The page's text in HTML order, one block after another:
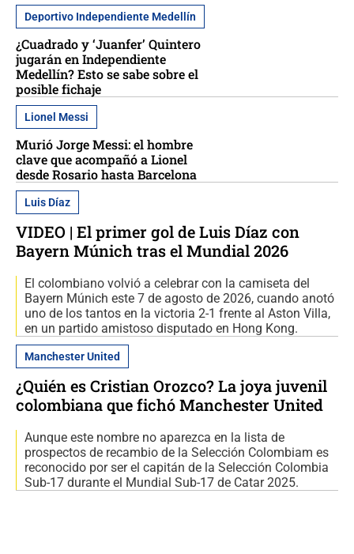
Deportivo Independiente Medellín
¿Cuadrado y ‘Juanfer’ Quintero
jugarán en Independiente
Medellín? Esto se sabe sobre el
posible fichaje
Lionel Messi
Murió Jorge Messi: el hombre
clave que acompañó a Lionel
desde Rosario hasta Barcelona
Luis Díaz
VIDEO | El primer gol de Luis Díaz con
Bayern Múnich tras el Mundial 2026
El colombiano volvió a celebrar con la camiseta del
Bayern Múnich este 7 de agosto de 2026, cuando anotó
uno de los tantos en la victoria 2-1 frente al Aston Villa,
en un partido amistoso disputado en Hong Kong.
Manchester United
¿Quién es Cristian Orozco? La joya juvenil
colombiana que fichó Manchester United
Aunque este nombre no aparezca en la lista de
prospectos de recambio de la Selección Colombiam es
reconocido por ser el capitán de la Selección Colombia
Sub-17 durante el Mundial Sub-17 de Catar 2025.